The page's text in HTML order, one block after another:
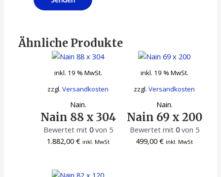
Ähnliche Produkte
inkl. 19 % MwSt.
zzgl.Versandkosten
Nain.
Nain 88 x 304
Bewertet mit 0von 5
1.882,00 € inkl. MwSt
inkl. 19 % MwSt.
zzgl.Versandkosten
Nain.
Nain 69 x 200
Bewertet mit 0von 5
499,00€ inkl. MwSt